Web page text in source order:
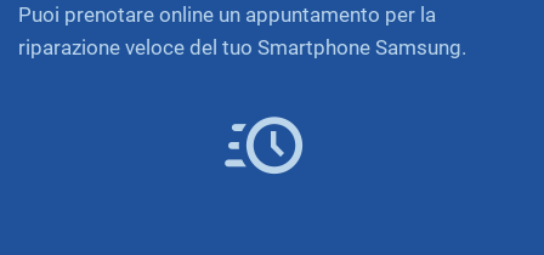
Puoi prenotare online un appuntamento per la
riparazione veloce del tuo Smartphone Samsung.